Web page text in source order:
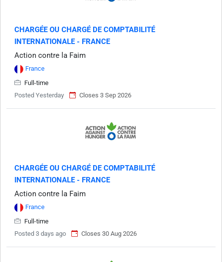
CHARGÉE OU CHARGÉ DE COMPTABILITÉ
INTERNATIONALE - FRANCE
Action contre la Faim
France
Full-time
Posted Yesterday
Closes 3 Sep 2026
CHARGÉE OU CHARGÉ DE COMPTABILITÉ
INTERNATIONALE - FRANCE
Action contre la Faim
France
Full-time
Posted 3 days ago
Closes 30 Aug 2026